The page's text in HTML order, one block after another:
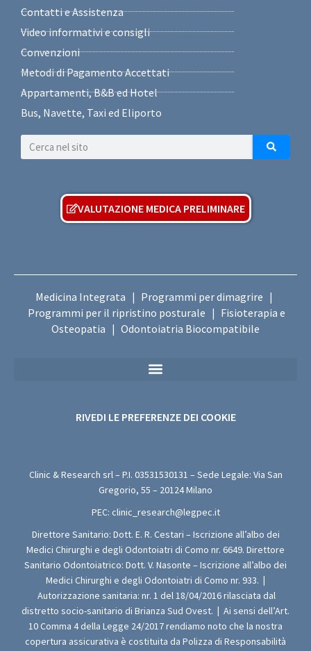
Contatti e Assistenza
Video informativi e consigli
Convenzioni
Metodi di Pagamento Accettati
Appartamenti, B&B ed Hotel
Bus, Navette, Taxi ed Eliporto
VALUTAZIONE MEDICA PRELIMINARE
Medicina Integrata | Programmi per dimagrire |
Programmi per il ripristino posturale | Fisioterapia e
Osteopatia | Odontoiatria Biocompatibile
RIVEDI LE PREFERENZE DEI COOKIE
Clinic & Research srl – P.I. 03531530131 – Sede Legale: Via San
Gregorio, 55 – 20124 Milano
PEC: clinic_research@legpec.it
Direttore Sanitario: Dott. E. R. Cestari – Iscrizione all’albo dei
Medici Chirurghi e degli Odontoiatri di Como nr. 6649. Direttore
Sanitario Odontoiatrico: Dott. V. Nasonte – Iscrizione all’albo dei
Medici Chirurghi e degli Odontoiatri di Como nr. 933. |
Autorizzazione sanitaria: nr. 1 del 18/04/2016 rilasciata dal
distretto socio-sanitario di Brianza Sud Ovest. | Ai sensi dell’Art.
10 Comma 4 della Legge 24/2017 rendiamo noto che la nostra
copertura assicurativa è costituita da Polizza di Responsabilità